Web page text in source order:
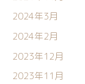
2024年3月
2024年2月
2023年12月
2023年11月